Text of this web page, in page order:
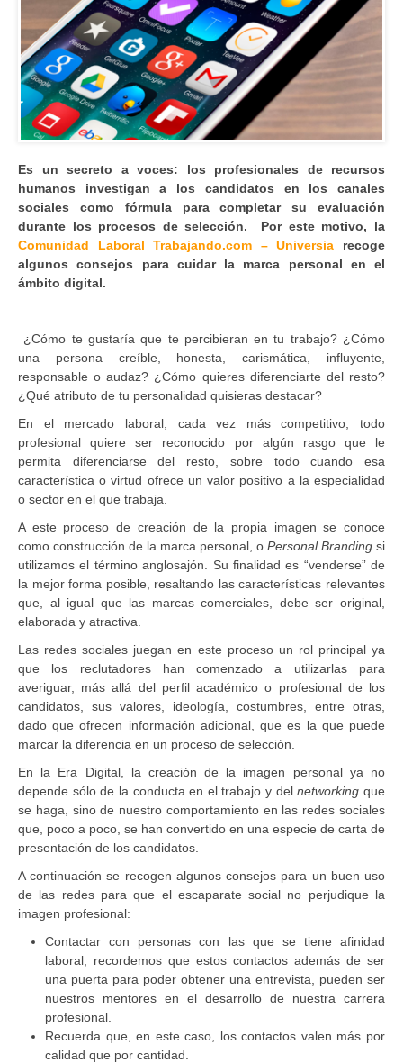
Es un secreto a voces: los profesionales de recursos
humanos investigan a los candidatos en los canales
sociales como fórmula para completar su evaluación
durante los procesos de selección. Por este motivo, la
Comunidad Laboral Trabajando.com – Universia recoge
algunos consejos para cuidar la marca personal en el
ámbito digital.
¿Cómo te gustaría que te percibieran en tu trabajo? ¿Cómo
una persona creíble, honesta, carismática, influyente,
responsable o audaz? ¿Cómo quieres diferenciarte del resto?
¿Qué atributo de tu personalidad quisieras destacar?
En el mercado laboral, cada vez más competitivo, todo
profesional quiere ser reconocido por algún rasgo que le
permita diferenciarse del resto, sobre todo cuando esa
característica o virtud ofrece un valor positivo a la especialidad
o sector en el que trabaja.
A este proceso de creación de la propia imagen se conoce
como construcción de la marca personal, o Personal Branding si
utilizamos el término anglosajón. Su finalidad es “venderse” de
la mejor forma posible, resaltando las características relevantes
que, al igual que las marcas comerciales, debe ser original,
elaborada y atractiva.
Las redes sociales juegan en este proceso un rol principal ya
que los reclutadores han comenzado a utilizarlas para
averiguar, más allá del perfil académico o profesional de los
candidatos, sus valores, ideología, costumbres, entre otras,
dado que ofrecen información adicional, que es la que puede
marcar la diferencia en un proceso de selección.
En la Era Digital, la creación de la imagen personal ya no
depende sólo de la conducta en el trabajo y delnetworking que
se haga, sino de nuestro comportamiento en las redes sociales
que, poco a poco, se han convertido en una especie de carta de
presentación de los candidatos.
A continuación se recogen algunos consejos para un buen uso
de las redes para que el escaparate social no perjudique la
imagen profesional:
Contactar con personas con las que se tiene afinidad
laboral; recordemos que estos contactos además de ser
una puerta para poder obtener una entrevista, pueden ser
nuestros mentores en el desarrollo de nuestra carrera
profesional.
Recuerda que, en este caso, los contactos valen más por
calidad que por cantidad.